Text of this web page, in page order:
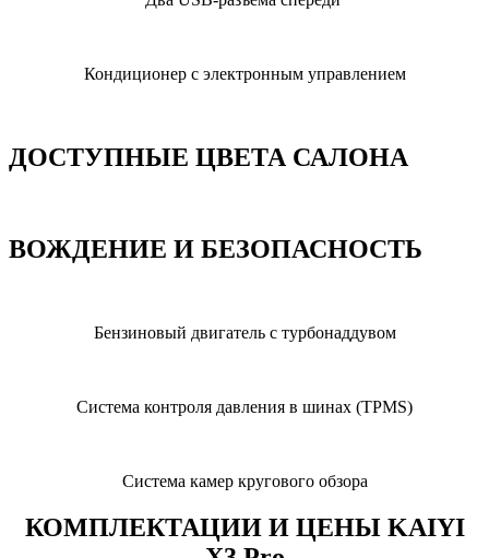
Кондиционер с электронным управлением
ДОСТУПНЫЕ ЦВЕТА САЛОНА
ВОЖДЕНИЕ И БЕЗОПАСНОСТЬ
Бензиновый двигатель с турбонаддувом
Система контроля давления в шинах (TPMS)
Система камер кругового обзора
КОМПЛЕКТАЦИИ И ЦЕНЫ KAIYI